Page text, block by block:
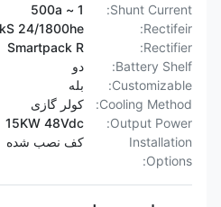
Shunt Current:
1 ~ 500a
Rectifeir:
24/1800he
Rectifier:
Smartpack R
Battery Shelf:
دو
Customizable:
بله
Cooling Method:
کولر گازی
Output Power:
15KW 48Vdc
Installation
Options:
کف نصب شده